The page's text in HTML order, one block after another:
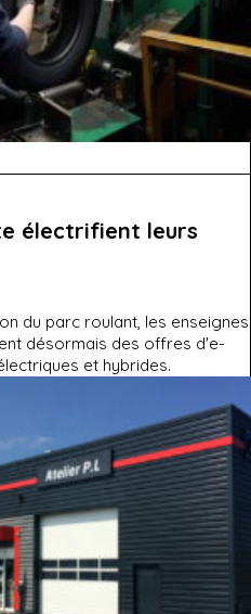
électrifient leurs
du parc roulant, les
désormais des offres d'e-
et hybrides.